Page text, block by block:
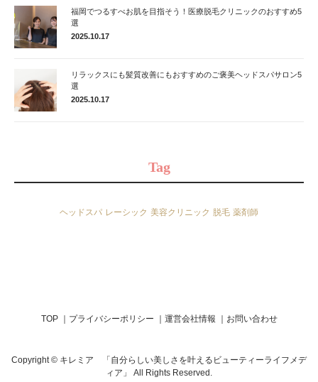
福岡でつるすべお肌を目指そう！医療脱毛クリニックのおすすめ5
選
2025.10.17
リラックスにも髪質改善にもおすすめのご褒美ヘッドスパサロン5
選
2025.10.17
Tag
ヘッドスパ レーシック 美容クリニック 脱毛 薬剤師
TOP プライバシーポリシー 運営会社情報 お問い合わせ
Copyright © キレミア 「自分らしい美しさを叶えるビューティーライフメデ
ィア」 All Rights Reserved.